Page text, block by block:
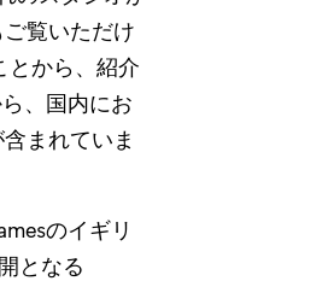
覧いただけ
とから、紹介
、国内にお
まれていま
のイギリ
となる